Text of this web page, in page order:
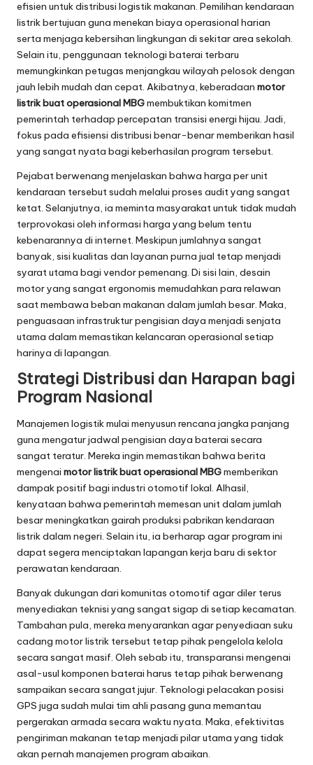
efisien untuk distribusi logistik makanan. Pemilihan kendaraan
listrik bertujuan guna menekan biaya operasional harian
serta menjaga kebersihan lingkungan di sekitar area sekolah.
Selain itu, penggunaan teknologi baterai terbaru
memungkinkan petugas menjangkau wilayah pelosok dengan
jauh lebih mudah dan cepat. Akibatnya, keberadaan motor
listrik buat operasional MBGmembuktikan komitmen
pemerintah terhadap percepatan transisi energi hijau. Jadi,
fokus pada efisiensi distribusi benar-benar memberikan hasil
yang sangat nyata bagi keberhasilan program tersebut.
Pejabat berwenang menjelaskan bahwa harga per unit
kendaraan tersebut sudah melalui proses audit yang sangat
ketat. Selanjutnya, ia meminta masyarakat untuk tidak mudah
terprovokasi oleh informasi harga yang belum tentu
kebenarannya di internet. Meskipun jumlahnya sangat
banyak, sisi kualitas dan layanan purna jual tetap menjadi
syarat utama bagi vendor pemenang. Di sisi lain, desain
motor yang sangat ergonomis memudahkan para relawan
saat membawa beban makanan dalam jumlah besar. Maka,
penguasaan infrastruktur pengisian daya menjadi senjata
utama dalam memastikan kelancaran operasional setiap
harinya di lapangan.
Strategi Distribusi dan Harapan bagi
Program Nasional
Manajemen logistik mulai menyusun rencana jangka panjang
guna mengatur jadwal pengisian daya baterai secara
sangat teratur. Mereka ingin memastikan bahwa berita
mengenai motor listrik buat operasional MBGmemberikan
dampak positif bagi industri otomotif lokal. Alhasil,
kenyataan bahwa pemerintah memesan unit dalam jumlah
besar meningkatkan gairah produksi pabrikan kendaraan
listrik dalam negeri. Selain itu, ia berharap agar program ini
dapat segera menciptakan lapangan kerja baru di sektor
perawatan kendaraan.
Banyak dukungan dari komunitas otomotif agar diler terus
menyediakan teknisi yang sangat sigap di setiap kecamatan.
Tambahan pula, mereka menyarankan agar penyediaan suku
cadang motor listrik tersebut tetap pihak pengelola kelola
secara sangat masif. Oleh sebab itu, transparansi mengenai
asal-usul komponen baterai harus tetap pihak berwenang
sampaikan secara sangat jujur. Teknologi pelacakan posisi
GPS juga sudah mulai tim ahli pasang guna memantau
pergerakan armada secara waktu nyata. Maka, efektivitas
pengiriman makanan tetap menjadi pilar utama yang tidak
akan pernah manajemen program abaikan.